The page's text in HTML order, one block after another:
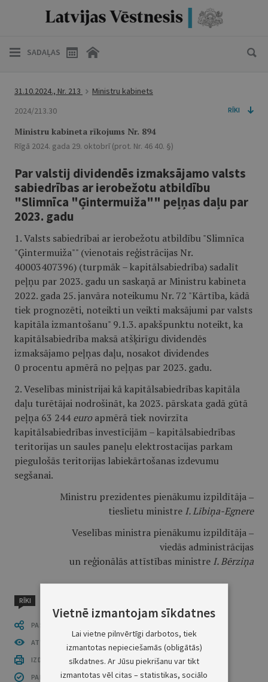
SADAĻAS
31.10.2024., Nr. 213
Ministru kabinets
2024/213.30
RĪKI
Ministru kabineta rīkojums Nr. 894
Rīgā 2024. gada 29. oktobrī (prot. Nr. 46 40. §)
Par valstij dividendēs izmaksājamo valsts
sabiedrības ar ierobežotu atbildību
"Slimnīca "Ģintermuiža"" peļņas daļu par
2023. gadu
1. Valsts sabiedrībai ar ierobežotu atbildību "Slimnīca
"Ģintermuiža"" (vienotais reģistrācijas Nr.
40003407396) (turpmāk – kapitālsabiedrība) sadalīt
peļņu par 2023. gadu un saskaņā ar Ministru kabineta
2022. gada 25. janvāra noteikumu Nr. 72 "Kārtība, kādā
tiek prognozēti, noteikti un veikti maksājumi par valsts
kapitāla izmantošanu" 9.1.3. apakšpunktu noteikt, ka
kapitālsabiedrība maksā atšķirīgu dividendēs
izmaksājamo peļņas daļu, nosakot dividendes
0 procentu apmērā no peļņas par 2023. gadu.
2. Veselības ministrijai kā kapitālsabiedrības kapitāla
daļu turētājai nodrošināt, ka 2023. pārskata gadā gūtā
peļņa 63 244euroapmērā tiek novirzīta
kapitālsabiedrības investīcijām – kapitālsabiedrības
teritorijas un saules paneļu elektrostacijas parkam
piegulošās teritorijas labiekārtošanas izdevumu
segšanai.
Ministru prezidentes pienākumu izpildītāja ‒
tieslietu ministre I. Lībiņa-Egnere
Veselības ministra pienākumu izpildītāja ‒
viedās administrācijas
un reģionālās attīstības ministre I. Bērziņa
RĪKI
PASTĀSTI CITIEM
ATVĒRT PUBLIKĀCIJU (PDF)
IZDRUKĀT PUBLIKĀCIJU
PAR INFORMĀCIJAS DROŠĪBU
Vietnē izmantojam sīkdatnes
Lai vietne pilnvērtīgi darbotos, tiek
izmantotas nepieciešamās (obligātās)
sīkdatnes. Ar Jūsu piekrišanu var tikt
izmantotas vēl citas – statistikas, sociālo